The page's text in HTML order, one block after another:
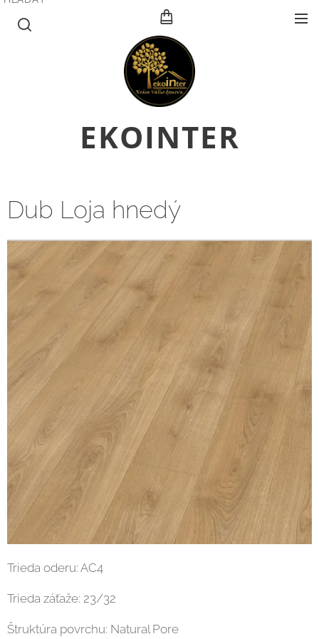
EKOINTER
Dub Loja hnedý
Trieda oderu: AC4
Trieda záťaže: 23/32
Štruktúra povrchu: Natural Pore